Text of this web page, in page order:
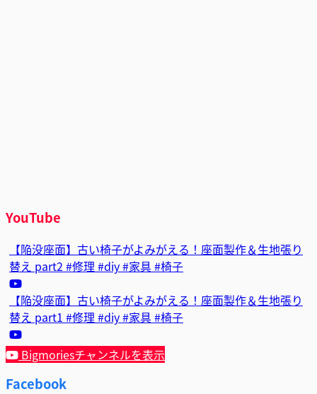
YouTube
【陥没座面】古い椅子がよみがえる！座面製作＆生地張り
替え part2 #修理 #diy #家具 #椅子
【陥没座面】古い椅子がよみがえる！座面製作＆生地張り
替え part1 #修理 #diy #家具 #椅子
Bigmoriesチャンネルを表示
Facebook